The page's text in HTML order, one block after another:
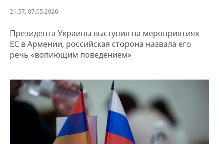
ДЕКЛАРАЦИИ О ДОХОДАХ
КОРОЛИ ГОСЗАКАЗА ПФО
ВУЗЫ ТАТАРСТАНА
КОМУ ПРИНАДЛЕЖАТ
ТОРГОВЫЕ ЦЕНТРЫ
ТАТАРСТАНА
НОВОСТИ ЭКОНОМИКИ
ФИНАНСЫ
БАНКИ
БЮДЖЕТ
ИНВЕСТИЦИИ
ПРОМЫШЛЕННОСТЬ
НОВОСТИ
ПРОМЫШЛЕННОСТИ
МАШИНОСТРОЕНИЕ
НЕФТЕХИМИЯ
НЕДВИЖИМОСТЬ
НОВОСТИ НЕДВИЖИМОСТИ
АВТО
НОВОСТИ АВТО
БИЗНЕС
НОВОСТИ БИЗНЕСА
РОЗНИЧНАЯ ТОРГОВЛЯ
ТЕХНОЛОГИИ
НОВОСТИ ТЕХНОЛОГИЙ
МЕРОПРИЯТИЯ
21:57, 07.05.2026
Президента Украины выступил на мероприятиях
ЕС в Армении, российская сторона назвала его
речь «вопиющим поведением»